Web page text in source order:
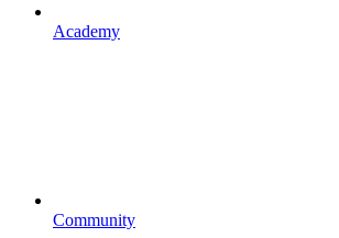
Academy
Community